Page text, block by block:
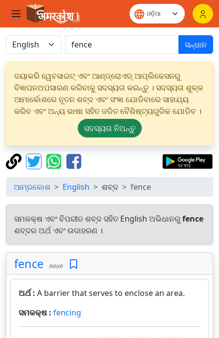
ସନ୍ଧାନ
ଦୟାକରି ୱେବସାଇଟ୍ ଏବଂ ଆଣ୍ଡ୍ରୋଏଡ୍ ଆପ୍ଲିକେସନରୁ
ବିଜ୍ଞାପନଅପସାରଣ କରିବାକୁ ସଦସ୍ୟତା କରନ୍ତୁ । ସଦସ୍ୟତା ଶୁଳ୍କ
ଆମାର୍କୋଶରେ ନୂତନ ଶବ୍ଦ ଏବଂ ସଂଜ୍ଞା ଯୋଡିବାରେ ସାହାଯ୍ୟ
କରିବ ଏବଂ ଅନ୍ୟ ଭାଷା ସହିତ ଜଡିତ ବୈଶିଷ୍ଟ୍ୟଗୁଡିକ ଯୋଡିବ ।
ସଦସ୍ୟତା ନିଅନ୍ତୁ
ଆମ୍ରକୋଶ English ଶବ୍ଦ fence
ସମକକ୍ଷ ଏବଂ ବିପରୀତ ଶବ୍ଦ ସହିତ English ଅଭିଧାନରୁfence
ଶବ୍ଦର ଅର୍ଥ ଏବଂ ଉଦାହରଣ ।
fence noun
ଅର୍ଥ : A barrier that serves to enclose an area.
ସମକକ୍ଷ : fencing